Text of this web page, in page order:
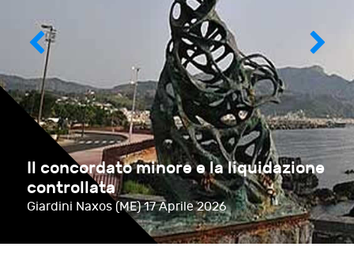
Il concordato minore e la liquidazione
controllata
Giardini Naxos (ME) 17 Aprile 2026